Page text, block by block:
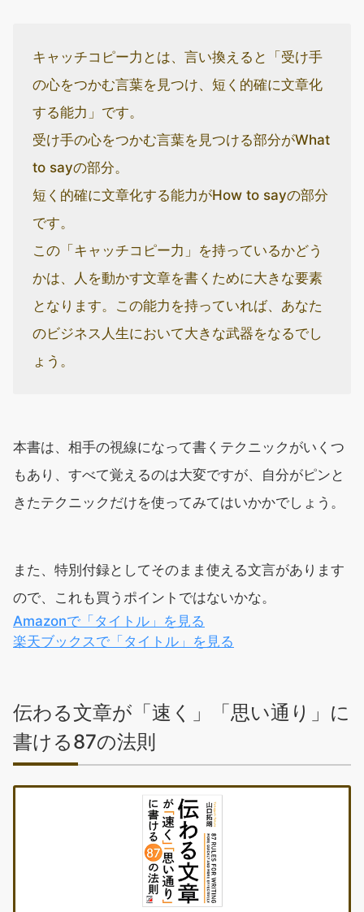
キャッチコピー力とは、言い換えると「受け手
の心をつかむ言葉を見つけ、短く的確に文章化
する能力」です。
受け手の心をつかむ言葉を見つける部分がWhat
to sayの部分。
短く的確に文章化する能力がHow to sayの部分
です。
この「キャッチコピー力」を持っているかどう
かは、人を動かす文章を書くために大きな要素
となります。この能力を持っていれば、あなた
のビジネス人生において大きな武器をなるでし
ょう。
本書は、相手の視線になって書くテクニックがいくつ
もあり、すべて覚えるのは大変ですが、自分がピンと
きたテクニックだけを使ってみてはいかかでしょう。
また、特別付録としてそのまま使える文言があります
ので、これも買うポイントではないかな。
Amazonで「タイトル」を見る
楽天ブックスで「タイトル」を見る
伝わる文章が「速く」「思い通り」に
書ける87の法則